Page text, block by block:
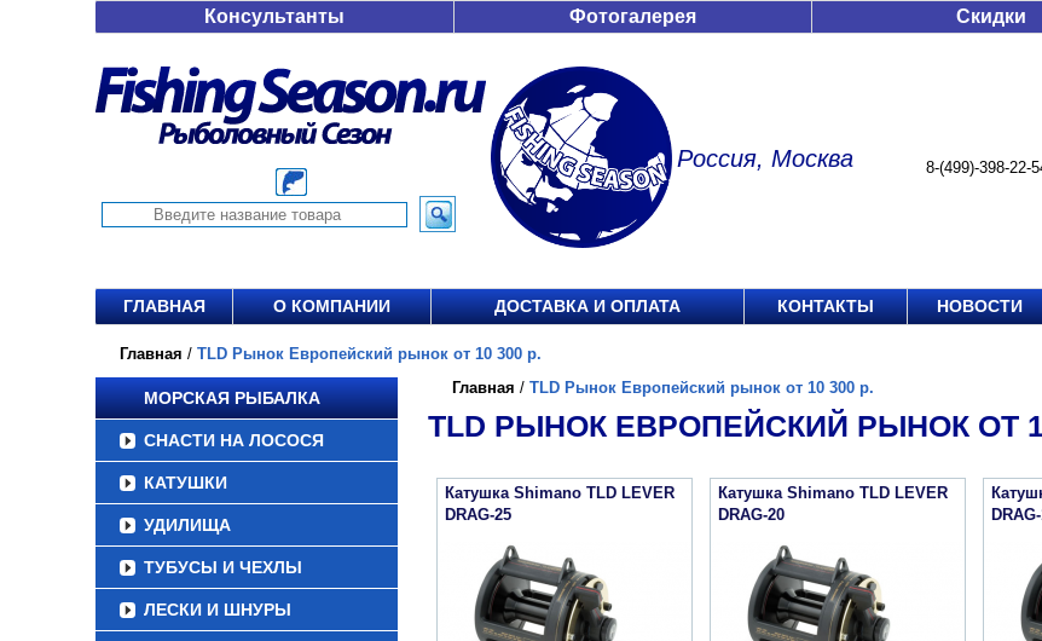
Консультанты Фотогалерея Скидки
Россия, Москва 8-(499)-398-22-
ГЛАВНАЯ О КОМПАНИИ ДОСТАВКА И ОПЛАТА КОНТАКТЫ НОВОСТИ
Главная / TLD Рынок Европейский рынок от 10 300 р.
МОРСКАЯ РЫБАЛКА
СНАСТИ НА ЛОСОСЯ
КАТУШКИ
УДИЛИЩА
ТУБУСЫ И ЧЕХЛЫ
ЛЕСКИ И ШНУРЫ
Главная / TLD Рынок Европейский рынок от 10 300 р.
TLD РЫНОК ЕВРОПЕЙСКИЙ РЫНОК ОТ
Катушка Shimano TLD LEVER
DRAG-25
Катушка Shimano TLD LEVER
DRAG-20